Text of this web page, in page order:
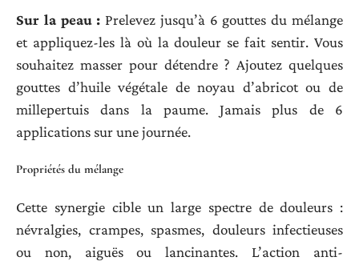
Sur la peau : Prelevez jusqu’à 6 gouttes du mélange
et appliquez-les là où la douleur se fait sentir. Vous
souhaitez masser pour détendre ? Ajoutez quelques
gouttes d’huile végétale de noyau d’abricot ou de
millepertuis dans la paume. Jamais plus de 6
applications sur une journée.
Propriétés du mélange
Cette synergie cible un large spectre de douleurs :
névralgies, crampes, spasmes, douleurs infectieuses
ou non, aiguës ou lancinantes. L’action anti-